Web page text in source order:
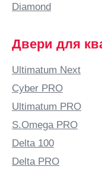
Diamond
Двери для
Ultimatum Next
Cyber PRO
Ultimatum PRO
S.Omega PRO
Delta 100
Delta PRO